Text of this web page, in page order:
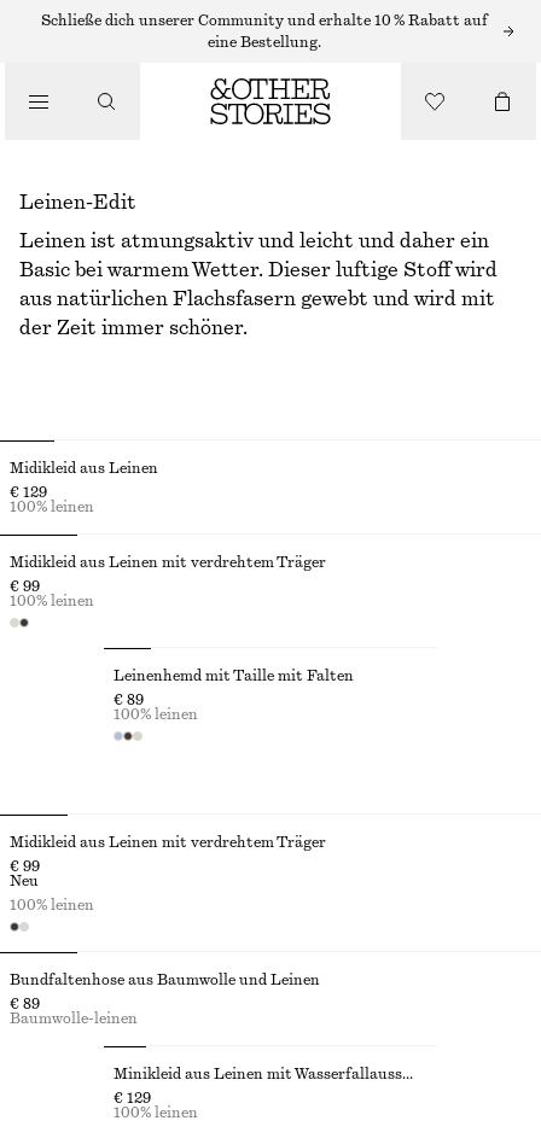
Schließe dich unserer Community und erhalte 10 % Rabatt auf
eine Bestellung.
Leinen-Edit
Leinen ist atmungsaktiv und leicht und daher ein
Basic bei warmem Wetter. Dieser luftige Stoff wird
aus natürlichen Flachsfasern gewebt und wird mit
der Zeit immer schöner.
Midikleid aus Leinen
€ 129
100% leinen
Midikleid aus Leinen mit verdrehtem Träger
€ 99
100% leinen
Leinenhemd mit Taille mit Falten
€ 89
100% leinen
Midikleid aus Leinen mit verdrehtem Träger
€ 99
Neu
100% leinen
Bundfaltenhose aus Baumwolle und Leinen
€ 89
Baumwolle-leinen
Minikleid aus Leinen mit Wasserfallausschnitt
€ 129
100% leinen